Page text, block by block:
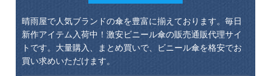
晴雨屋で人気ブランドの傘を豊富に揃えております。毎日
新作アイテム入荷中！激安ビニール傘の販売通販代理サイ
トです。大量購入、まとめ買いで、ビニール傘を格安でお
買い求めいただけます。